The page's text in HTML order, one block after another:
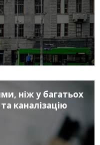
ніж у багатьох
каналізацію